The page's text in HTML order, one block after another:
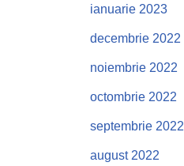
ianuarie 2023
decembrie 2022
noiembrie 2022
octombrie 2022
septembrie 2022
august 2022